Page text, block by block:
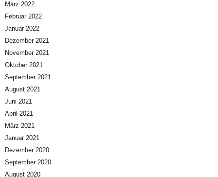
März 2022
Februar 2022
Januar 2022
Dezember 2021
November 2021
Oktober 2021
September 2021
August 2021
Juni 2021
April 2021
März 2021
Januar 2021
Dezember 2020
September 2020
August 2020